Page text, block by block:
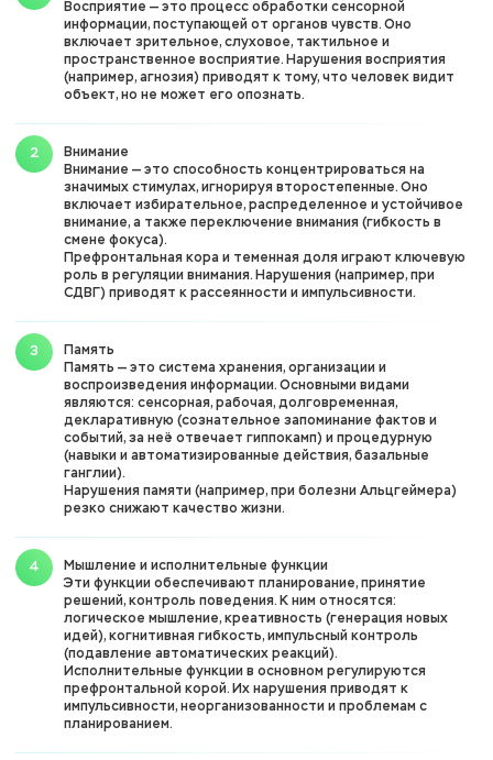
Восприятие — это процесс обработки сенсорной
информации, поступающей от органов чувств. Оно
включает зрительное, слуховое, тактильное и
пространственное восприятие. Нарушения восприятия
(например, агнозия) приводят к тому, что человек видит
объект, но не может его опознать.
Внимание
Внимание — это способность концентрироваться на
значимых стимулах, игнорируя второстепенные. Оно
включает избирательное, распределенное и устойчивое
внимание, а также переключение внимания (гибкость в
смене фокуса).
Префронтальная кора и теменная доля играют ключевую
роль в регуляции внимания. Нарушения (например, при
СДВГ) приводят к рассеянности и импульсивности.
Память
Память — это система хранения, организации и
воспроизведения информации. Основными видами
являются: сенсорная, рабочая, долговременная,
декларативную (сознательное запоминание фактов и
событий, за неё отвечает гиппокамп) и процедурную
(навыки и автоматизированные действия, базальные
ганглии).
Нарушения памяти (например, при болезни Альцгеймера)
резко снижают качество жизни.
Мышление и исполнительные функции
Эти функции обеспечивают планирование, принятие
решений, контроль поведения. К ним относятся:
логическое мышление, креативность (генерация новых
идей), когнитивная гибкость, импульсный контроль
(подавление автоматических реакций).
Исполнительные функции в основном регулируются
префронтальной корой. Их нарушения приводят к
импульсивности, неорганизованности и проблемам с
планированием.